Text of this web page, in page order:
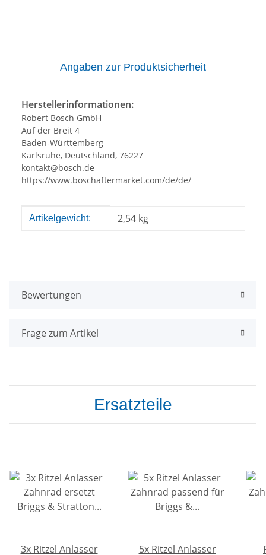
Angaben zur Produktsicherheit
Herstellerinformationen:
Robert Bosch GmbH
Auf der Breit 4
Baden-Württemberg
Karlsruhe, Deutschland, 76227
kontakt@bosch.de
https://www.boschaftermarket.com/de/de/
Produkteigenschaft
Wert
Artikelgewicht: 2,54 kg
Bewertungen
Frage zum Artikel
Ersatzteile
3x Ritzel Anlasser
5x Ritzel Anlasser